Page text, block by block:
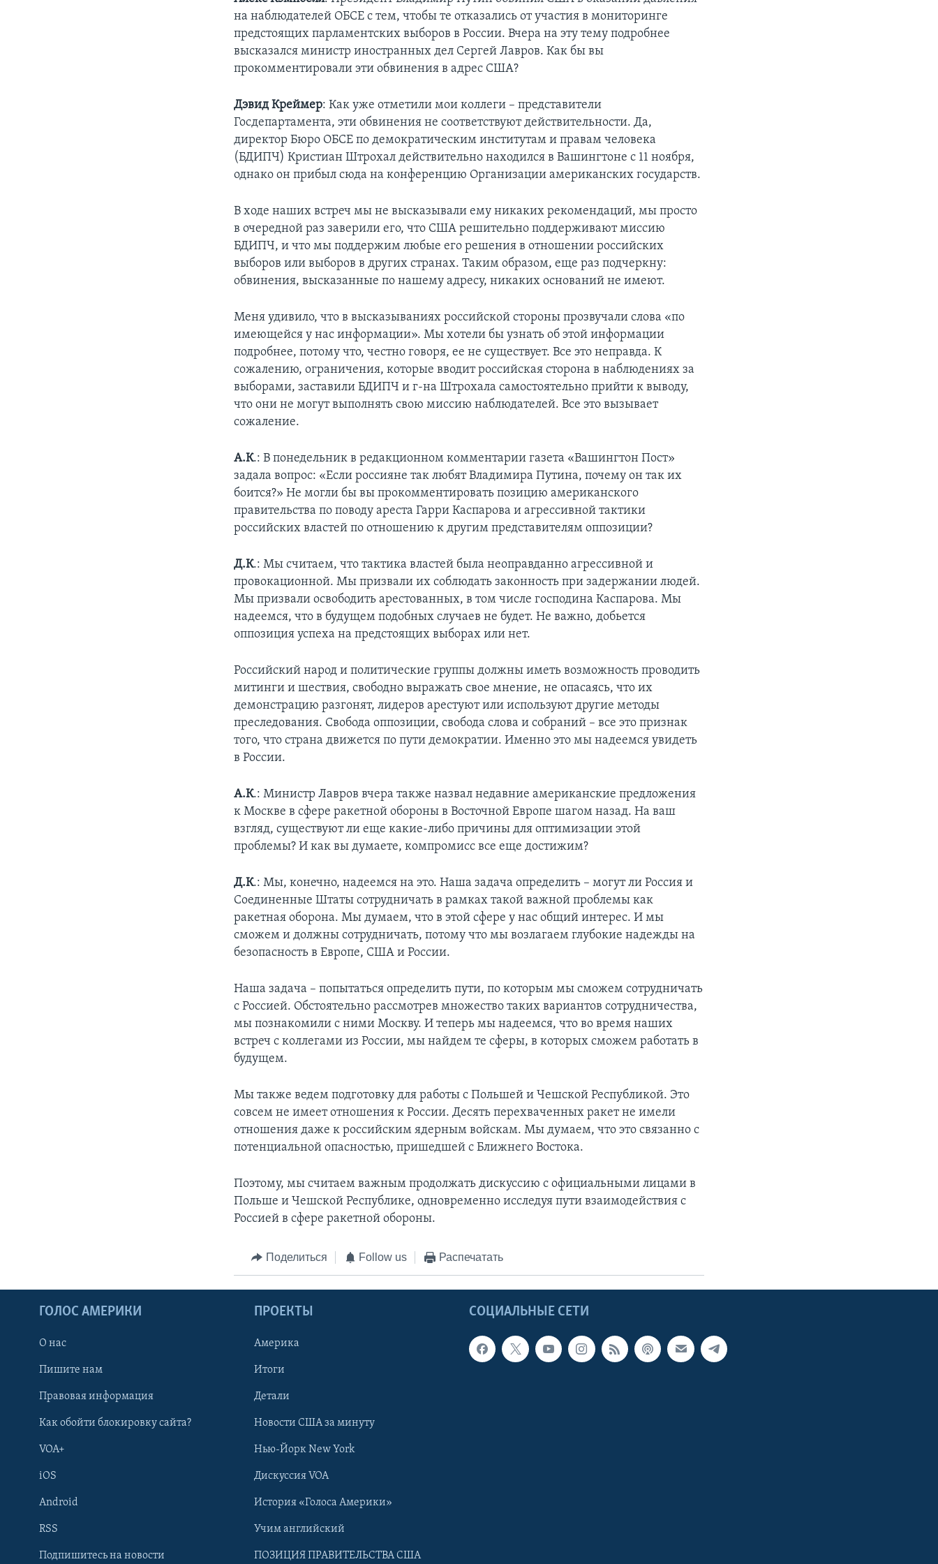
Learning English
на наблюдателей ОБСЕ с тем, чтобы те отказались от участия в мониторинге
предстоящих парламентских выборов в России. Вчера на эту тему подробнее
высказался министр иностранных дел Сергей Лавров. Как бы вы
прокомментировали эти обвинения в адрес США?
Дэвид Креймер: Как уже отметили мои коллеги – представители
Госдепартамента, эти обвинения не соответствуют действительности. Да,
директор Бюро ОБСЕ по демократическим институтам и правам человека
(БДИПЧ) Кристиан Штрохал действительно находился в Вашингтоне с 11 ноября,
однако он прибыл сюда на конференцию Организации американских государств.
В ходе наших встреч мы не высказывали ему никаких рекомендаций, мы просто
в очередной раз заверили его, что США решительно поддерживают миссию
БДИПЧ, и что мы поддержим любые его решения в отношении российских
выборов или выборов в других странах. Таким образом, еще раз подчеркну:
обвинения, высказанные по нашему адресу, никаких оснований не имеют.
Меня удивило, что в высказываниях российской стороны прозвучали слова «по
имеющейся у нас информации». Мы хотели бы узнать об этой информации
подробнее, потому что, честно говоря, ее не существует. Все это неправда. К
сожалению, ограничения, которые вводит российская сторона в наблюдениях за
выборами, заставили БДИПЧ и г-на Штрохала самостоятельно прийти к выводу,
что они не могут выполнять свою миссию наблюдателей. Все это вызывает
сожаление.
А.К.: В понедельник в редакционном комментарии газета «Вашингтон Пост»
задала вопрос: «Если россияне так любят Владимира Путина, почему он так их
боится?» Не могли бы вы прокомментировать позицию американского
правительства по поводу ареста Гарри Каспарова и агрессивной тактики
российских властей по отношению к другим представителям оппозиции?
Д.К.: Мы считаем, что тактика властей была неоправданно агрессивной и
провокационной. Мы призвали их соблюдать законность при задержании людей.
Мы призвали освободить арестованных, в том числе господина Каспарова. Мы
надеемся, что в будущем подобных случаев не будет. Не важно, добьется
оппозиция успеха на предстоящих выборах или нет.
Российский народ и политические группы должны иметь возможность проводить
митинги и шествия, свободно выражать свое мнение, не опасаясь, что их
демонстрацию разгонят, лидеров арестуют или используют другие методы
преследования. Свобода оппозиции, свобода слова и собраний – все это признак
того, что страна движется по пути демократии. Именно это мы надеемся увидеть
в России.
А.К.: Министр Лавров вчера также назвал недавние американские предложения
к Москве в сфере ракетной обороны в Восточной Европе шагом назад. На ваш
взгляд, существуют ли еще какие-либо причины для оптимизации этой
проблемы? И как вы думаете, компромисс все еще достижим?
Д.К.: Мы, конечно, надеемся на это. Наша задача определить – могут ли Россия и
Соединенные Штаты сотрудничать в рамках такой важной проблемы как
ракетная оборона. Мы думаем, что в этой сфере у нас общий интерес. И мы
сможем и должны сотрудничать, потому что мы возлагаем глубокие надежды на
безопасность в Европе, США и России.
Наша задача – попытаться определить пути, по которым мы сможем сотрудничать
с Россией. Обстоятельно рассмотрев множество таких вариантов сотрудничества,
мы познакомили с ними Москву. И теперь мы надеемся, что во время наших
встреч с коллегами из России, мы найдем те сферы, в которых сможем работать в
будущем.
Мы также ведем подготовку для работы с Польшей и Чешской Республикой. Это
совсем не имеет отношения к России. Десять перехваченных ракет не имели
отношения даже к российским ядерным войскам. Мы думаем, что это связанно с
потенциальной опасностью, пришедшей с Ближнего Востока.
Поэтому, мы считаем важным продолжать дискуссию с официальными лицами в
Польше и Чешской Республике, одновременно исследуя пути взаимодействия с
Россией в сфере ракетной обороны.
Поделиться Follow us Распечатать
СОЦИАЛЬНЫЕ СЕТИ
ГОЛОС АМЕРИКИ
О нас
Пишите нам
Правовая информация
Как обойти блокировку сайта?
VOA+
iOS
Android
RSS
Подпишитесь на новости
ПРОЕКТЫ
Америка
Итоги
Детали
Новости США за минуту
Нью-Йорк New York
Дискуссия VOA
История «Голоса Америки»
Учим английский
ПОЗИЦИЯ ПРАВИТЕЛЬСТВА США